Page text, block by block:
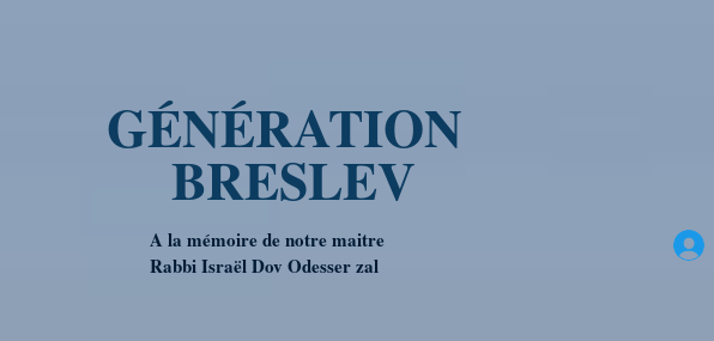
GÉNÉRATION
BRESLEV
A la mémoire de notre maitre
Rabbi Israël Dov Odesser zal